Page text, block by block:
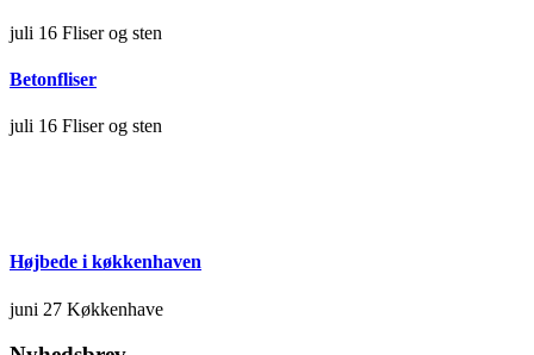
juli 16 Fliser og sten
Betonfliser
juli 16 Fliser og sten
Højbede i køkkenhaven
juni 27 Køkkenhave